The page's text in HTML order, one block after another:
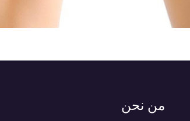
من نحن